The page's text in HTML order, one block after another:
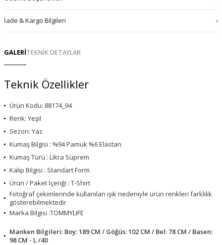
GALERİTEKNİK DETAYLAR
Teknik Özellikler
Ürün Kodu: 88174_94
Renk: Yeşil
Sezon: Yaz
Kumaş Bilgisi : %94 Pamuk %6 Elastan
Kumaş Türü : Likra Süprem
Kalıp Bilgisi : Standart Form
Ürün / Paket İçeriği : T-Shirt
Fotoğraf çekimlerinde kullanılan ışık nedeniyle ürün renkleri farklılık
gösterebilmektedir
Marka Bilgisi :TOMMYLIFE
Manken Bilgileri: Boy: 189 CM / Göğüs: 102 CM / Bel: 78 CM / Basen:
98 CM - L /40
İade & Kargo Bilgileri